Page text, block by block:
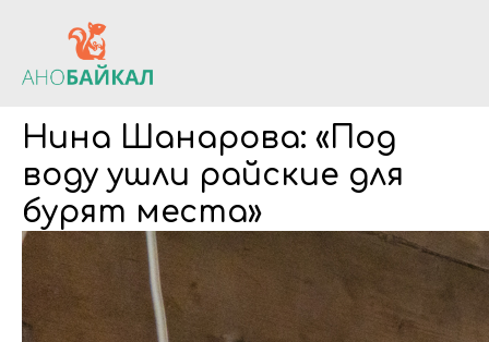
Нина Шанарова: «Под
воду ушли райские для
бурят места»